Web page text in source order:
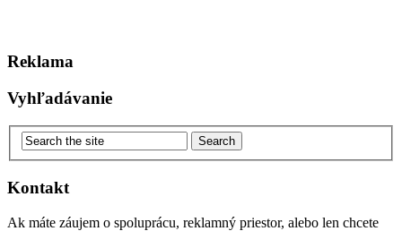
Reklama
Vyhľadávanie
Kontakt
Ak máte záujem o spoluprácu, reklamný priestor, alebo len chcete